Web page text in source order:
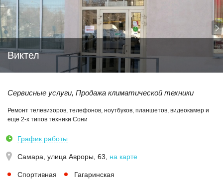
Виктел
Сервисные услуги, Продажа климатической техники
Ремонт телевизоров, телефонов, ноутбуков, планшетов, видеокамер и
еще 2-х типов техники Сони
График работы
Самара, улица Авроры, 63 на карте
Спортивная Гагаринская